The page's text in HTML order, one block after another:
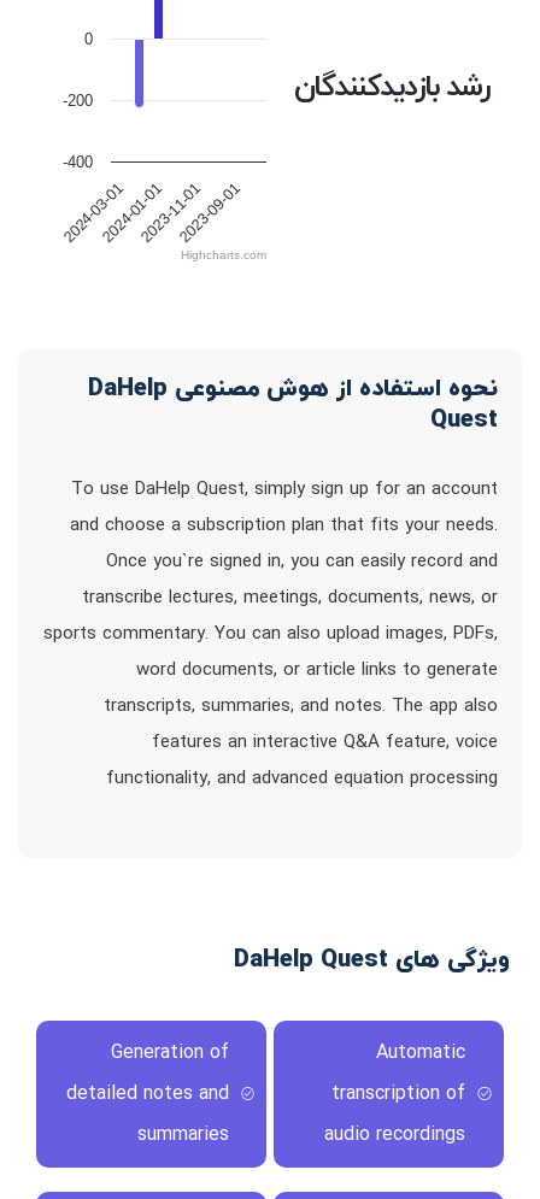
رشد بازدیدکنندگان
2024-03-012024-01-012023-11-012023-09-01
-200
0
-400
Highcharts.com
نحوه استفاده از هوش مصنوعی DaHelp
Quest
To use DaHelp Quest, simply sign up for an account
and choose a subscription plan that fits your needs.
Once you`re signed in, you can easily record and
transcribe lectures, meetings, documents, news, or
sports commentary. You can also upload images, PDFs,
word documents, or article links to generate
transcripts, summaries, and notes. The app also
features an interactive Q&A feature, voice
functionality, and advanced equation processing
ویژگی های DaHelp Quest
Automatic
transcription of
audio recordings
Generation of
detailed notes and
summaries